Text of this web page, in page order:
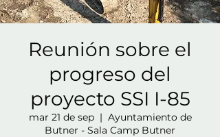
Reunión sobre el
progreso del
proyecto SSI I-85
mar 21 de sep
  |
Ayuntamiento de
Butner - Sala Camp Butner